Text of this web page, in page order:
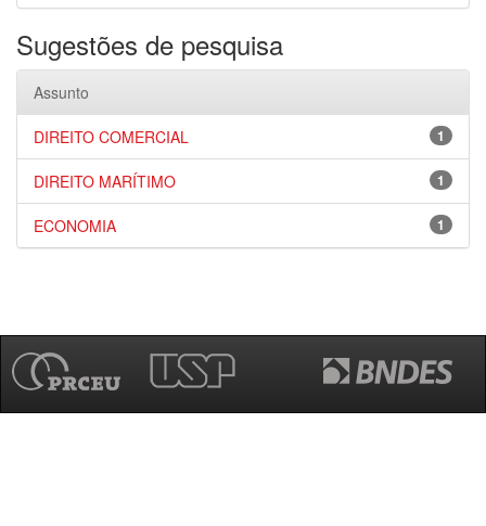
Sugestões de pesquisa
Assunto
1
DIREITO COMERCIAL
1
DIREITO MARÍTIMO
1
ECONOMIA